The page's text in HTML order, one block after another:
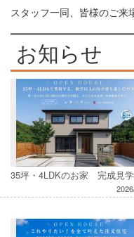
スタッフ一同、皆様のご来
お知らせ